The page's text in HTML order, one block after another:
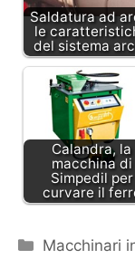
Saldatura ad
le
del sistema
Calandra, la
macchina di
Simpedil per
curvare il
Categorie
Macchinari